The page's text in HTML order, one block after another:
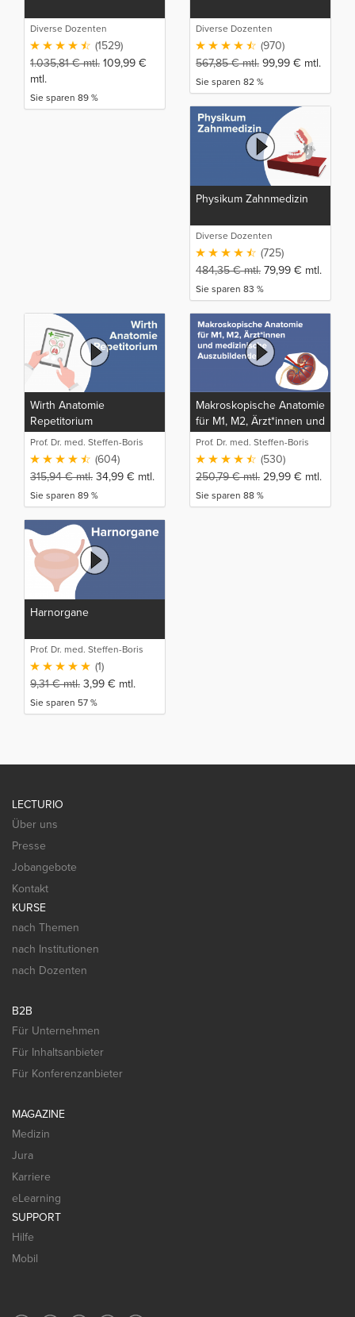
Diverse Dozenten
(1529)
1.035,81€mtl. 109,99 €
mtl.
Sie sparen 89 %
Diverse Dozenten
(970)
567,85€mtl. 99,99 € mtl.
Sie sparen 82 %
Physikum Zahnmedizin
Diverse Dozenten
(725)
484,35€mtl. 79,99 € mtl.
Sie sparen 83 %
Wirth Anatomie
Repetitorium
Prof. Dr. med. Steffen-Boris
Wirth (1)
(604)
315,94€mtl. 34,99 € mtl.
Sie sparen 89 %
Makroskopische Anatomie
für M1, M2, Ärzt*innen und
medizinische
Auszubildende
Prof. Dr. med. Steffen-Boris
Wirth (1)
(530)
250,79€mtl. 29,99 € mtl.
Sie sparen 88 %
Harnorgane
Prof. Dr. med. Steffen-Boris
Wirth (1)
(1)
9,31€mtl. 3,99 € mtl.
Sie sparen 57 %
LECTURIO
Über uns
Presse
Jobangebote
Kontakt
KURSE
nach Themen
nach Institutionen
nach Dozenten
B2B
Für Unternehmen
Für Inhaltsanbieter
Für Konferenzanbieter
MAGAZINE
Medizin
Jura
Karriere
eLearning
SUPPORT
Hilfe
Mobil